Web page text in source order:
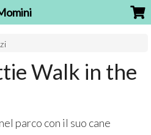
Walk in the
parco con il suo cane